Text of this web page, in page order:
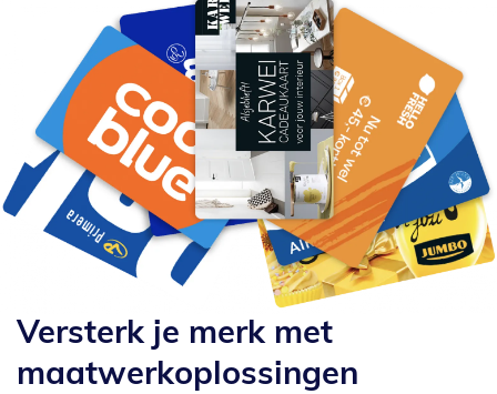
Versterk je merk met
maatwerkoplossingen